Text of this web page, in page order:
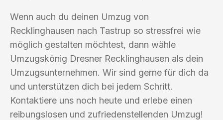
Wenn auch du deinen Umzug von
Recklinghausen nach Tastrup so stressfrei wie
möglich gestalten möchtest, dann wähle
Umzugskönig Dresner Recklinghausen als dein
Umzugsunternehmen. Wir sind gerne für dich da
und unterstützen dich bei jedem Schritt.
Kontaktiere uns noch heute und erlebe einen
reibungslosen und zufriedenstellenden Umzug!